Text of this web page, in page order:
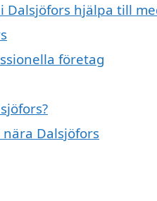
hjälpa till
företag
Dalsjöfors